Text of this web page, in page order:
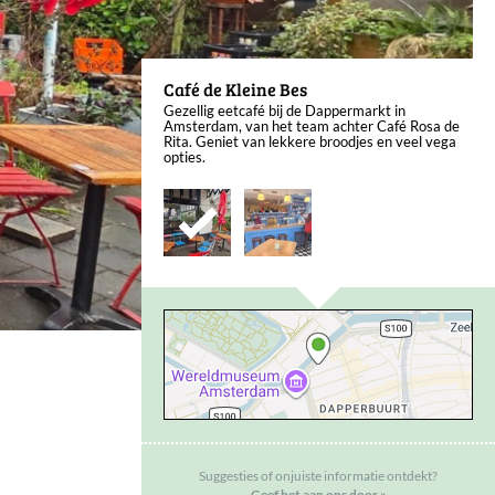
Café de Kleine Bes
Gezellig eetcafé bij de Dappermarkt in
Amsterdam, van het team achter Café Rosa de
Rita. Geniet van lekkere broodjes en veel vega
opties.
Suggesties of onjuiste informatie ontdekt?